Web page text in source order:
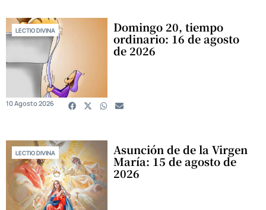
LECTIO DIVINA Domingo 20, tiempo
ordinario: 16 de agosto
de 2026
10 Agosto 2026
LECTIO DIVINA Asunción de de la Virgen
María: 15 de agosto de
2026